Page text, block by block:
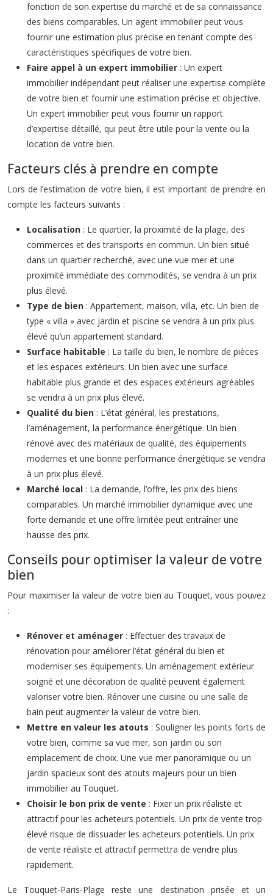
fonction de son expertise du marché et de sa connaissance
des biens comparables. Un agent immobilier peut vous
fournir une estimation plus précise en tenant compte des
caractéristiques spécifiques de votre bien.
Faire appel à un expert immobilier : Un expert
immobilier indépendant peut réaliser une expertise complète
de votre bien et fournir une estimation précise et objective.
Un expert immobilier peut vous fournir un rapport
d’expertise détaillé, qui peut être utile pour la vente ou la
location de votre bien.
Facteurs clés à prendre en compte
Lors de l’estimation de votre bien, il est important de prendre en
compte les facteurs suivants :
Localisation : Le quartier, la proximité de la plage, des
commerces et des transports en commun. Un bien situé
dans un quartier recherché, avec une vue mer et une
proximité immédiate des commodités, se vendra à un prix
plus élevé.
Type de bien : Appartement, maison, villa, etc. Un bien de
type « villa » avec jardin et piscine se vendra à un prix plus
élevé qu’un appartement standard.
Surface habitable : La taille du bien, le nombre de pièces
et les espaces extérieurs. Un bien avec une surface
habitable plus grande et des espaces extérieurs agréables
se vendra à un prix plus élevé.
Qualité du bien : L’état général, les prestations,
l’aménagement, la performance énergétique. Un bien
rénové avec des matériaux de qualité, des équipements
modernes et une bonne performance énergétique se vendra
à un prix plus élevé.
Marché local : La demande, l’offre, les prix des biens
comparables. Un marché immobilier dynamique avec une
forte demande et une offre limitée peut entraîner une
hausse des prix.
Conseils pour optimiser la valeur de votre
bien
Pour maximiser la valeur de votre bien au Touquet, vous pouvez
:
Rénover et aménager : Effectuer des travaux de
rénovation pour améliorer l’état général du bien et
moderniser ses équipements. Un aménagement extérieur
soigné et une décoration de qualité peuvent également
valoriser votre bien. Rénover une cuisine ou une salle de
bain peut augmenter la valeur de votre bien.
Mettre en valeur les atouts : Souligner les points forts de
votre bien, comme sa vue mer, son jardin ou son
emplacement de choix. Une vue mer panoramique ou un
jardin spacieux sont des atouts majeurs pour un bien
immobilier au Touquet.
Choisir le bon prix de vente : Fixer un prix réaliste et
attractif pour les acheteurs potentiels. Un prix de vente trop
élevé risque de dissuader les acheteurs potentiels. Un prix
de vente réaliste et attractif permettra de vendre plus
rapidement.
Le Touquet-Paris-Plage reste une destination prisée et un